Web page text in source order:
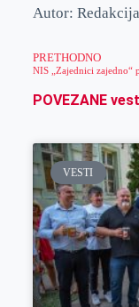
Autor:
PRETHODNO
POVEZANE
VESTI